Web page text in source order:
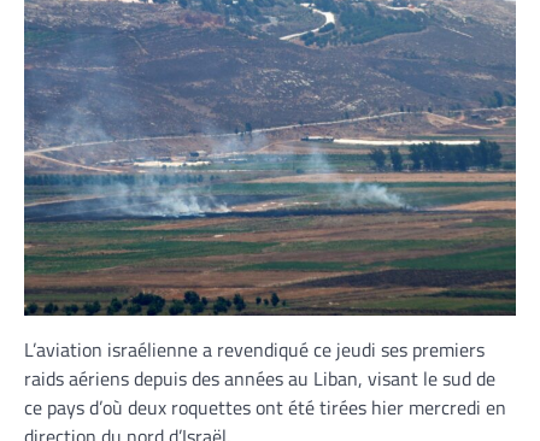
L’aviation israélienne a revendiqué ce jeudi ses premiers
raids aériens depuis des années au Liban, visant le sud de
ce pays d’où deux roquettes ont été tirées hier mercredi en